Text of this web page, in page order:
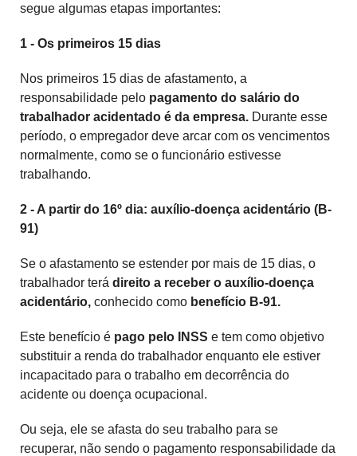
segue algumas etapas importantes:
1 - Os primeiros 15 dias
Nos primeiros 15 dias de afastamento, a
responsabilidade pelo pagamento do salário do
trabalhador acidentado é da empresa. Durante esse
período, o empregador deve arcar com os vencimentos
normalmente, como se o funcionário estivesse
trabalhando.
2 - A partir do 16º dia: auxílio-doença acidentário (B-
91)
Se o afastamento se estender por mais de 15 dias, o
trabalhador terá direito a receber o auxílio-doença
acidentário, conhecido como benefício B-91.
Este benefício é pago pelo INSS e tem como objetivo
substituir a renda do trabalhador enquanto ele estiver
incapacitado para o trabalho em decorrência do
acidente ou doença ocupacional.
Ou seja, ele se afasta do seu trabalho para se
recuperar, não sendo o pagamento responsabilidade da